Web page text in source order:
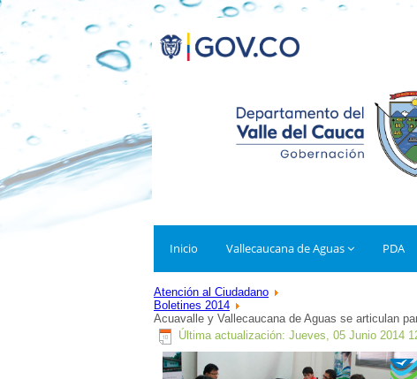
Inicio Vallecaucana de Aguas PDA
Atención al Ciudadano
Boletines 2014
Acuavalle y Vallecaucana de Aguas se articulan
Última actualización: Jueves, 05 Junio 2014